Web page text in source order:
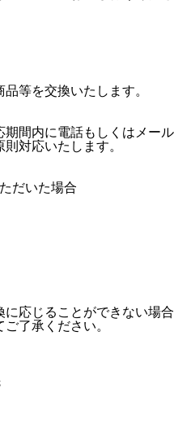
等を交換いたします。
間内に電話もしくはメール
対応いたします。
だいた場合
応じることができない場合
了承ください。